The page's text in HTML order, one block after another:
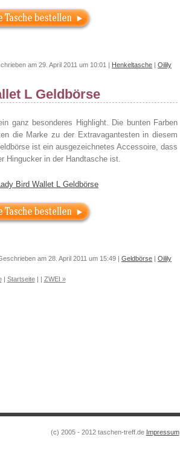
am 29. April 2011 um 10:01 | Henkeltasche Oilily
L Geldbörse
ganz besonderes Highlight. Die bunten Farben
die Marke zu der Extravagantesten in diesem
ist ein ausgezeichnetes Accessoire, dass
Hingucker in der Handtasche ist.
am 28. April 2011 um 15:49 | Geldbörse | Oilily
| Startseite| | ZWEI »
(c) 2005 - 2012 taschen-treff.de Impressum